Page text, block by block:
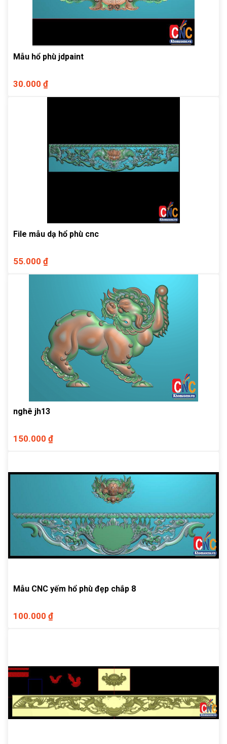
Mẫu hổ phù jdpaint
30.000 ₫
File mẫu dạ hổ phù cnc
55.000 ₫
nghê jh13
150.000 ₫
Mẫu CNC yếm hổ phù đẹp chắp 8
100.000 ₫